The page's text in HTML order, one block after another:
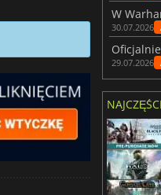
30.07.2026
29.07.2026